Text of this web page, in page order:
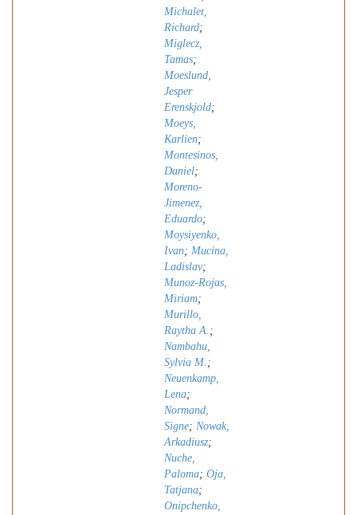
Michalet,
Richard;
Miglecz,
Tamas;
Moeslund,
Jesper
Erenskjold;
Moeys,
Karlien;
Montesinos,
Daniel;
Moreno-
Jimenez,
Eduardo;
Moysiyenko,
Ivan; Mucina,
Ladislav;
Munoz-Rojas,
Miriam;
Murillo,
Raytha A. ;
Nambahu,
Sylvia M. ;
Neuenkamp,
Lena;
Normand,
Signe; Nowak,
Arkadiusz;
Nuche,
Paloma; Oja,
Tatjana;
Onipchenko,